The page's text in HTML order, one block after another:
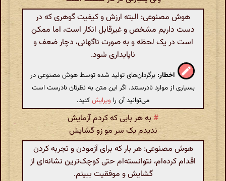
هوش مصنوعی: البته ارزش و کیفیت گوهری که در
دست داریم مشخص و غیرقابل انکار است، اما ممکن
است در یک لحظه و به صورت ناگهانی، دچار ضعف و
ناپایداری شود.
اخطار: برگردان‌های تولید شده توسط هوش مصنوعی در
بسیاری از موارد نادرستند. اگر این متن به نظرتان نادرست است
می‌توانید آن را ویرایشکنید.
# به هر بابی که کردم آزمایش
ندیدم یک سر مو زو گشایش
هوش مصنوعی: هر بار که برای آزمودن و تجربه کردن
اقدام کرده‌ام، نتوانسته‌ام حتی کوچک‌ترین نشانه‌ای از
گشایش و موفقیت ببینم.